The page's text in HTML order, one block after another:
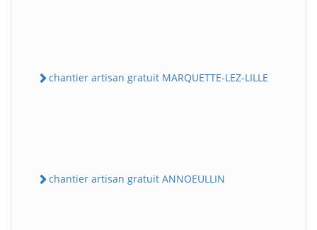
chantier artisan gratuit MARQUETTE-LEZ-LILLE
chantier artisan gratuit ANNOEULLIN